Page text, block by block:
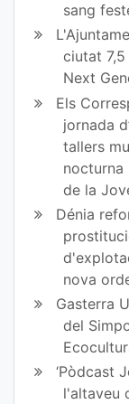
sang
ciutat
Next
Els
jornada
tallers
nocturna
de la
Dénia
nova
Gasterra
del
‘Pòdcast
l'altaveu